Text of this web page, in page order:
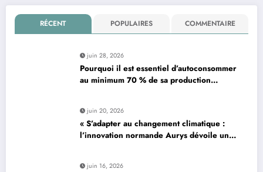
RÉCENT POPULAIRES COMMENTAIRE
juin 28, 2026
Pourquoi il est essentiel d’autoconsommer
au minimum 70 % de sa production
juin 20, 2026
« S’adapter au changement climatique :
l’innovation normande Aurys dévoile un
juin 16, 2026